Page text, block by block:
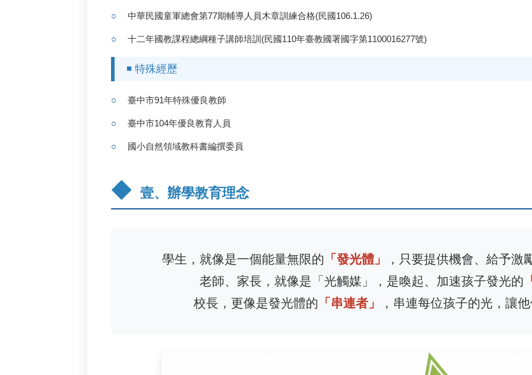
中華民國童軍總會第77期輔導人員木章訓練合格(民國106.1.26)
十二年國教課程總綱種子講師培訓(民國110年臺教國署國字第1100016277號)
◾ 特殊經歷
臺中市91年特殊優良教師
臺中市104年優良教育人員
國小自然領域教科書編撰委員
壹、辦學教育理念
學生，就像是一個能量無限的 「發光體」
，只要提供機會、給予激
老師、家長，就像是「光觸媒」，是喚起、加速孩子發光的
校長，更像是發光體的 「串連者」 ，串連每位孩子的光，讓